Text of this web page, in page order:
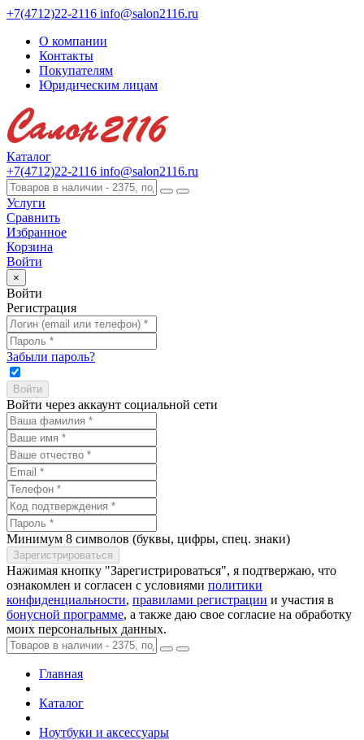
+7(4712)22-2116 info@salon2116.ru
О компании
Контакты
Покупателям
Юридическим лицам
Каталог
+7(4712)22-2116 info@salon2116.ru
Услуги
Сравнить
Избранное
Корзина
Войти
×
Войти
Регистрация
Забыли пароль?
Войти через аккаунт социальной сети
Минимум 8 символов (буквы, цифры, спец. знаки)
Нажимая кнопку "Зарегистрироваться", я подтвержаю, что
ознакомлен и согласен с условиями политики
конфиденциальности, правилами регистрации и участия в
бонусной программе, а также даю свое согласие на обработку
моих персональных данных.
Главная
Каталог
Ноутбуки и аксессуары